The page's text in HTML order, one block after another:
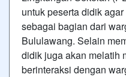
untuk peserta didik
sebagai bagian dari
Bululawang. Selain
didik juga akan melatih
berinteraksi dengan